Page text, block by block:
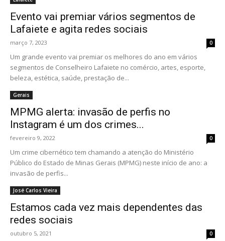
Evento vai premiar vários segmentos de
Lafaiete e agita redes sociais
março 7, 2023 0
Um grande evento vai premiar os melhores do ano em vários
segmentos de Conselheiro Lafaiete no comércio, artes, esporte,
beleza, estética, saúde, prestação de...
Gerais
MPMG alerta: invasão de perfis no
Instagram é um dos crimes...
fevereiro 9, 2022 0
Um crime cibernético tem chamando a atenção do Ministério
Público do Estado de Minas Gerais (MPMG) neste início de ano: a
invasão de perfis...
José Carlos Vieira
Estamos cada vez mais dependentes das
redes sociais
outubro 5, 2021 0